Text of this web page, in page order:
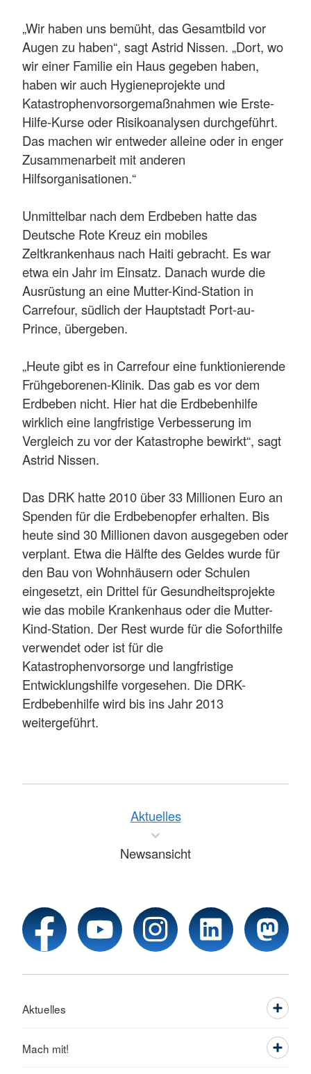
„Wir haben uns bemüht, das Gesamtbild vor
Augen zu haben“, sagt Astrid Nissen. „Dort, wo
wir einer Familie ein Haus gegeben haben,
haben wir auch Hygieneprojekte und
Katastrophenvorsorgemaßnahmen wie Erste-
Hilfe-Kurse oder Risikoanalysen durchgeführt.
Das machen wir entweder alleine oder in enger
Zusammenarbeit mit anderen
Hilfsorganisationen.“
Unmittelbar nach dem Erdbeben hatte das
Deutsche Rote Kreuz ein mobiles
Zeltkrankenhaus nach Haiti gebracht. Es war
etwa ein Jahr im Einsatz. Danach wurde die
Ausrüstung an eine Mutter-Kind-Station in
Carrefour, südlich der Hauptstadt Port-au-
Prince, übergeben.
„Heute gibt es in Carrefour eine funktionierende
Frühgeborenen-Klinik. Das gab es vor dem
Erdbeben nicht. Hier hat die Erdbebenhilfe
wirklich eine langfristige Verbesserung im
Vergleich zu vor der Katastrophe bewirkt“, sagt
Astrid Nissen.
Das DRK hatte 2010 über 33 Millionen Euro an
Spenden für die Erdbebenopfer erhalten. Bis
heute sind 30 Millionen davon ausgegeben oder
verplant. Etwa die Hälfte des Geldes wurde für
den Bau von Wohnhäusern oder Schulen
eingesetzt, ein Drittel für Gesundheitsprojekte
wie das mobile Krankenhaus oder die Mutter-
Kind-Station. Der Rest wurde für die Soforthilfe
verwendet oder ist für die
Katastrophenvorsorge und langfristige
Entwicklungshilfe vorgesehen. Die DRK-
Erdbebenhilfe wird bis ins Jahr 2013
weitergeführt.
Aktuelles
Newsansicht
Aktuelles
Mach mit!